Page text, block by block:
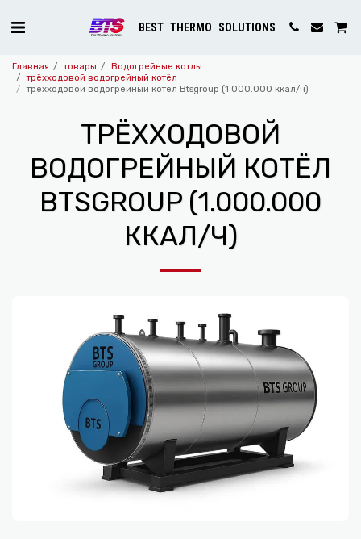
BEST THERMO SOLUTIONS
Главная товары
Водогрейные котлы
трёхходовой водогрейный котёл
трёхходовой водогрейный котёл Btsgroup (1.000.000 ккал/ч)
ТРЁХХОДОВОЙ
ВОДОГРЕЙНЫЙ КОТЁЛ
BTSGROUP (1.000.000
ККАЛ/Ч)